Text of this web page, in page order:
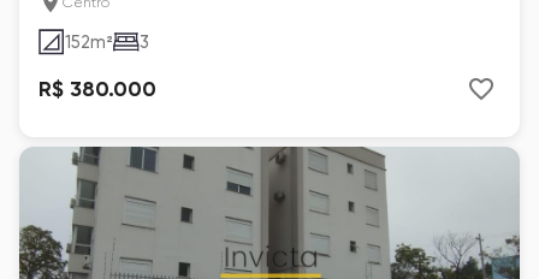
152m² 3
R$ 380.000